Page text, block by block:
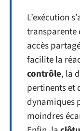
L’exécution
transparente
accès
facilite la
contrôle, la
pertinents et
dynamiques
moindres